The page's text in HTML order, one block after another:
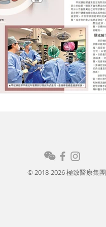
© 2018-2026 極致醫療集團